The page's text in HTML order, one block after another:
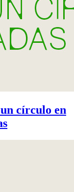
círculo en